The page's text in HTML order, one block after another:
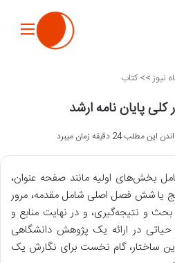
نیوز>> کتاب
پایان نامه ارشد
این مطلب 24 دقیقه زمان میبرد
بخش‌های اولیه مانند صفحه عنوان،
یا شش فصل اصلی شامل مقدمه، مرور
بحث و نتیجه‌گیری، و در نهایت منابع و
در ارائه یک پژوهش دانشگاهی
این ساختار، گام نخست برای نگارش یک